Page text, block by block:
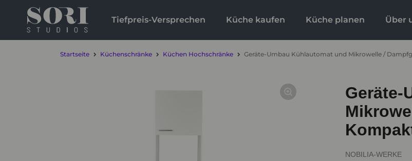
Tiefpreis-Versprechen Küche kaufen Küche planen Über
Startseite Küchenschränke Küchen Hochschränke Geräte-Umbau Kühlautomat und Mikrowelle /
Geräte-
NOBILIA-WERKE